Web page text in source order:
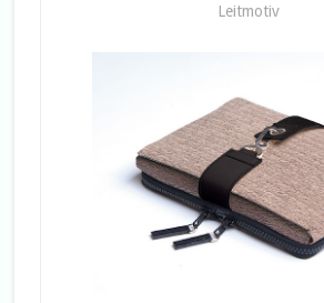
Leitmotiv